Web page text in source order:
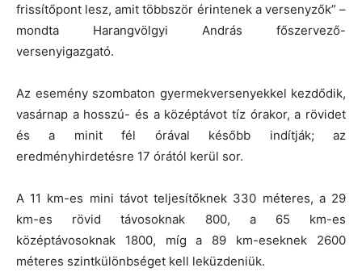
frissítőpont lesz, amit többször érintenek a versenyzők” –
mondta Harangvölgyi András főszervező-
versenyigazgató.
Az esemény szombaton gyermekversenyekkel kezdődik,
vasárnap a hosszú- és a középtávot tíz órakor, a rövidet
és a minit fél órával később indítják; az
eredményhirdetésre 17 órától kerül sor.
A 11 km-es mini távot teljesítőknek 330 méteres, a 29
km-es rövid távosoknak 800, a 65 km-es
középtávosoknak 1800, míg a 89 km-eseknek 2600
méteres szintkülönbséget kell leküzdeniük.